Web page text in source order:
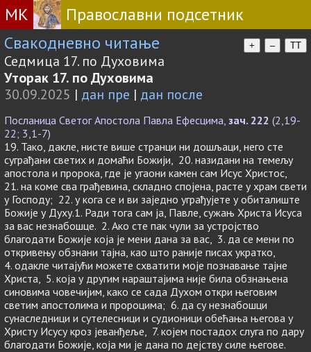
МК
Православни подсетник
Свакодневно читање
+ – TT
Седмица 17. по Духовима
Уторак 17. по Духовима
30.09.2025 | дан пре | дан после
Посланица Светог Апостола Павла Ефесцима, зач. 222 (2,19-
22; 3,1-7)
19. Тако, дакле, нисте више странци ни дошљаци, него сте
суграђани светих и домаћи Божији, 20. назидани на темељу
апостола и пророка, где је угаони камен сам Исус Христос,
21. на коме сва грађевина, складно спојена, расте у храм свети
у Господу; 22. у кога се и ви заједно уграђујете у обиталиште
Божије у Духу.1. Ради тога сам ја, Павле, сужањ Христа Исуса
за вас незнабошце. 2. Ако сте пак чули за устројство
благодати Божије која је мени дана за вас, 3. да се мени по
откривењу обзнани тајна, као што раније писах укратко,
4. одакле читајући можете схватити моје познавање тајне
Христа, 5. која у другим нараштајима није била обзнањена
синовима човечијим, како се сада Духом откри његовим
светим апостолима и пророцима; 6. да су незнабошци
сунаследници и сутелесници и судионици обећања његова у
Христу Исусу кроз јеванђеље, 7. којем постадох слуга по дару
благодати Божије, која ми је дана по дејству силе његове.